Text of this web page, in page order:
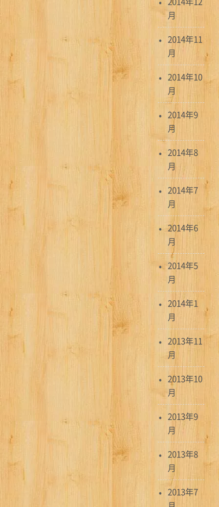
月
2014年11
月
2014年10
月
2014年9
月
2014年8
月
2014年7
月
2014年6
月
2014年5
月
2014年1
月
2013年11
月
2013年10
月
2013年9
月
2013年8
月
2013年7